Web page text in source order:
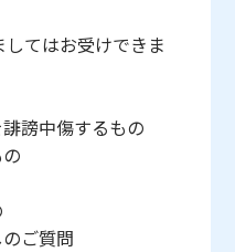
てはお受けできま
誹謗中傷するもの
ご質問